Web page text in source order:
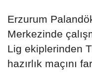
Erzurum
Merkezinde
Lig ekiplerinden
hazırlık maçını